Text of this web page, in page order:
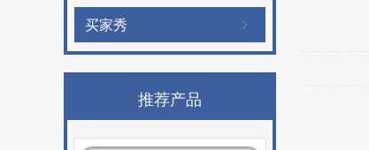
买家秀
推荐产品